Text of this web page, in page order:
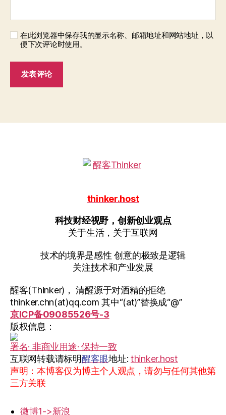
在此浏览器中保存我的显示名称、邮箱地址和网站地址，以
便下次评论时使用。
thinker.host
科技财经视野，创新创业观点
关于生活，关于互联网
技术的境界是感性 创意的极致是逻辑
关注技术和产业发展
醒客(Thinker)， 清醒源于对酒精的拒绝
thinker.chn(at)qq.com 其中“(at)”替换成“@”
京ICP备09085526号-3
版权信息：
署名· 非商业用途· 保持一致
互联网转载请标明醒客眼地址: thinker.host
声明：本博客仅为博主个人观点，请勿与任何其他第
三方关联
微博1->新浪